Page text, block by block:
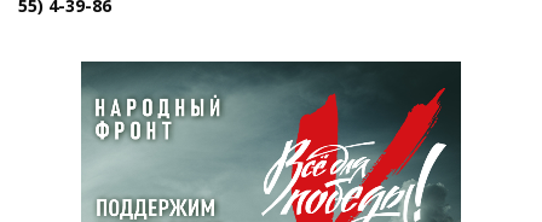
55) 4-39-86